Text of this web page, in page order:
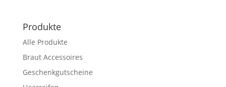
Produkte
Alle Produkte
Braut Accessoires
Geschenkgutscheine